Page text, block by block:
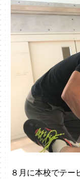
８月に本校でテー